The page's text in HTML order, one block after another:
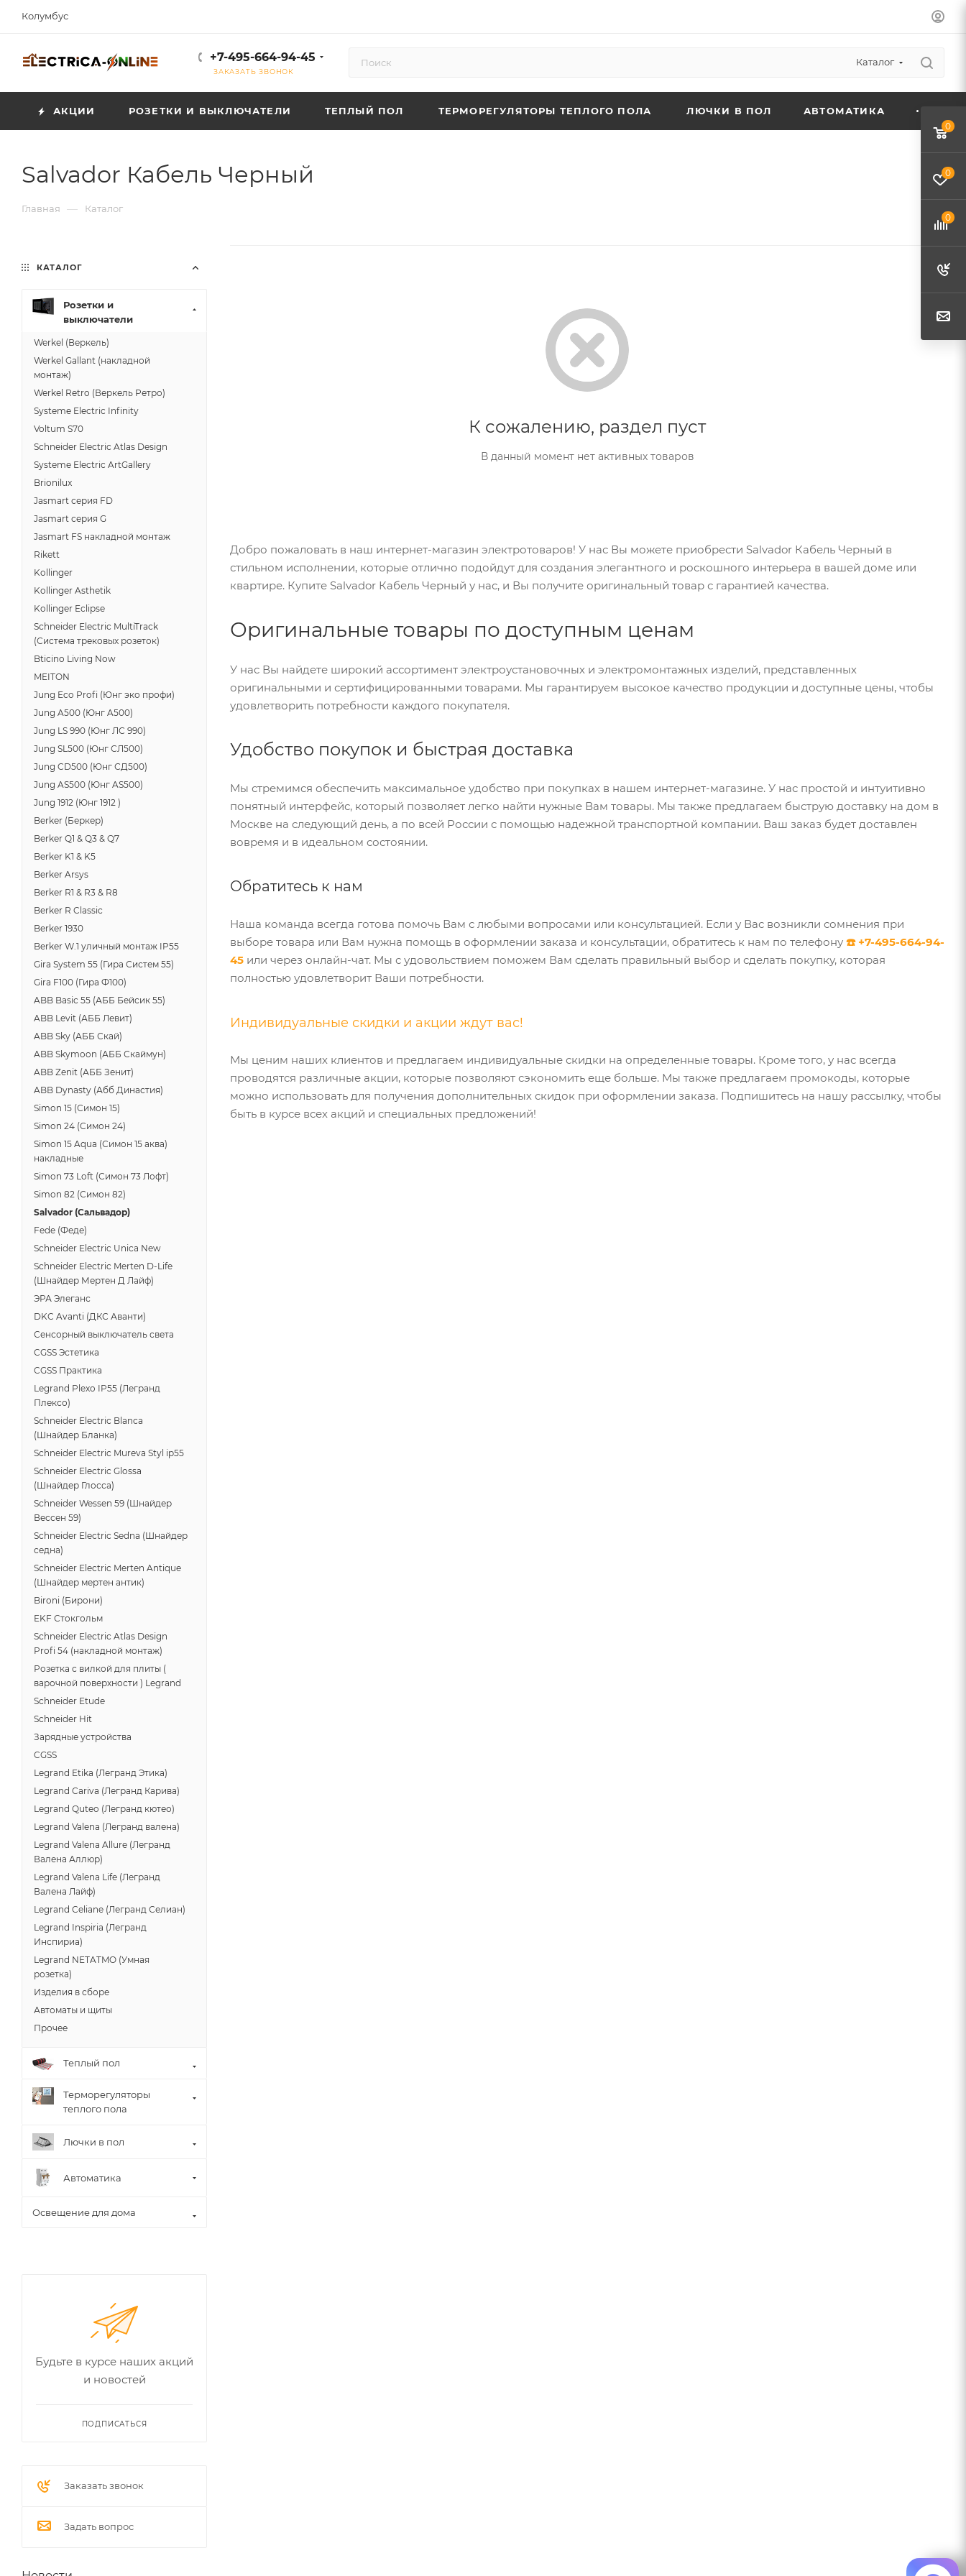
Колумбус
+7-495-664-94-45
ЗАКАЗАТЬ ЗВОНОК
Каталог
АКЦИИ РОЗЕТКИ И ВЫКЛЮЧАТЕЛИ ТЕПЛЫЙ ПОЛ ТЕРМОРЕГУЛЯТОРЫ ТЕПЛОГО ПОЛА ЛЮЧКИ В ПОЛ АВТОМАТИКА
Salvador Кабель Черный
Главная — Каталог
К сожалению, раздел пуст
В данный момент нет активных товаров
Добро пожаловать в наш интернет-магазин электротоваров! У нас Вы можете приобрести Salvador Кабель Черный в
стильном исполнении, которые отлично подойдут для создания элегантного и роскошного интерьера в вашей доме или
квартире. Купите Salvador Кабель Черный у нас, и Вы получите оригинальный товар с гарантией качества.
Оригинальные товары по доступным ценам
У нас Вы найдете широкий ассортимент электроустановочных и электромонтажных изделий, представленных
оригинальными и сертифицированными товарами. Мы гарантируем высокое качество продукции и доступные цены, чтобы
удовлетворить потребности каждого покупателя.
Удобство покупок и быстрая доставка
Мы стремимся обеспечить максимальное удобство при покупках в нашем интернет-магазине. У нас простой и интуитивно
понятный интерфейс, который позволяет легко найти нужные Вам товары. Мы также предлагаем быструю доставку на дом в
Москве на следующий день, а по всей России с помощью надежной транспортной компании. Ваш заказ будет доставлен
вовремя и в идеальном состоянии.
Обратитесь к нам
Наша команда всегда готова помочь Вам с любыми вопросами или консультацией. Если у Вас возникли сомнения при
выборе товара или Вам нужна помощь в оформлении заказа и консультации, обратитесь к нам по телефону ☎️ +7-495-664-94-
45 или через онлайн-чат. Мы с удовольствием поможем Вам сделать правильный выбор и сделать покупку, которая
полностью удовлетворит Ваши потребности.
Индивидуальные скидки и акции ждут вас!
Мы ценим наших клиентов и предлагаем индивидуальные скидки на определенные товары. Кроме того, у нас всегда
проводятся различные акции, которые позволяют сэкономить еще больше. Мы также предлагаем промокоды, которые
можно использовать для получения дополнительных скидок при оформлении заказа. Подпишитесь на нашу рассылку, чтобы
быть в курсе всех акций и специальных предложений!
КАТАЛОГ
Розетки и
выключатели
Werkel (Веркель)
Werkel Gallant (накладной
монтаж)
Werkel Retro (Веркель Ретро)
Systeme Electric Infinity
Voltum S70
Schneider Electric Atlas Design
Systeme Electric ArtGallery
Brionilux
Jasmart серия FD
Jasmart серия G
Jasmart FS накладной монтаж
Rikett
Kollinger
Kollinger Asthetik
Kollinger Eclipse
Schneider Electric MultiTrack
(Система трековых розеток)
Bticino Living Now
MEITON
Jung Eco Profi (Юнг эко профи)
Jung A500 (Юнг A500)
Jung LS 990 (Юнг ЛС 990)
Jung SL500 (Юнг СЛ500)
Jung CD500 (Юнг СД500)
Jung AS500 (Юнг AS500)
Jung 1912 (Юнг 1912 )
Berker (Беркер)
Berker Q1 & Q3 & Q7
Berker K1 & K5
Berker Arsys
Berker R1 & R3 & R8
Berker R Classic
Berker 1930
Berker W.1 уличный монтаж IP55
Gira System 55 (Гира Систем 55)
Gira F100 (Гира Ф100)
ABB Basic 55 (АББ Бейсик 55)
ABB Levit (АББ Левит)
ABB Sky (АББ Скай)
ABB Skymoon (АББ Скаймун)
ABB Zenit (АББ Зенит)
ABB Dynasty (Абб Династия)
Simon 15 (Симон 15)
Simon 24 (Симон 24)
Simon 15 Aqua (Симон 15 аква)
накладные
Simon 73 Loft (Симон 73 Лофт)
Simon 82 (Симон 82)
Salvador (Сальвадор)
Fede (Феде)
Schneider Electric Unica New
Schneider Electric Merten D-Life
(Шнайдер Мертен Д Лайф)
ЭРА Элеганс
DKC Avanti (ДКС Аванти)
Сенсорный выключатель света
CGSS Эстетика
CGSS Практика
Legrand Plexo IP55 (Легранд
Плексо)
Schneider Electric Blanca
(Шнайдер Бланка)
Schneider Electric Mureva Styl ip55
Schneider Electric Glossa
(Шнайдер Глосса)
Schneider Wessen 59 (Шнайдер
Вессен 59)
Schneider Electric Sedna (Шнайдер
седна)
Schneider Electric Merten Antique
(Шнайдер мертен антик)
Bironi (Бирони)
EKF Стокгольм
Schneider Electric Atlas Design
Profi 54 (накладной монтаж)
Розетка с вилкой для плиты (
варочной поверхности ) Legrand
Schneider Etude
Schneider Hit
Зарядные устройства
CGSS
Legrand Etika (Легранд Этика)
Legrand Cariva (Легранд Карива)
Legrand Quteo (Легранд кютео)
Legrand Valena (Легранд валена)
Legrand Valena Allure (Легранд
Валена Аллюр)
Legrand Valena Life (Легранд
Валена Лайф)
Legrand Celiane (Легранд Селиан)
Legrand Inspiria (Легранд
Инспириа)
Legrand NETATMO (Умная
розетка)
Изделия в сборе
Автоматы и щиты
Прочее
Теплый пол
Терморегуляторы
теплого пола
Лючки в пол
Автоматика
Освещение для дома
Будьте в курсе наших акций
и новостей
ПОДПИСАТЬСЯ
Заказать звонок
Задать вопрос
0
0
0